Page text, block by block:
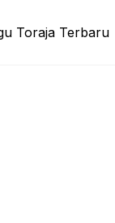
Toraja Terbaru